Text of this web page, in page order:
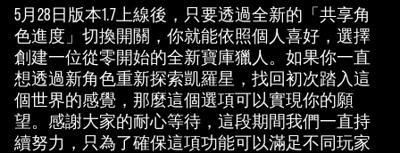
5月28日版本1.7上線後，只要透過全新的「共享角
色進度」切換開關，你就能依照個人喜好，選擇
創建一位從零開始的全新寶庫獵人。如果你一直
想透過新角色重新探索凱羅星，找回初次踏入這
個世界的感覺，那麼這個選項可以實現你的願
望。感謝大家的耐心等待，這段期間我們一直持
續努力，只為了確保這項功能可以滿足不同玩家